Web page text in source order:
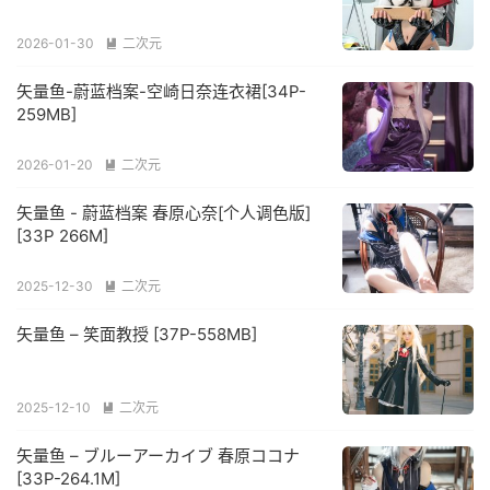
2026-01-30  二次元
矢量鱼-蔚蓝档案-空崎日奈连衣裙[34P-
259MB]
2026-01-20  二次元
矢量鱼 - 蔚蓝档案 春原心奈[个人调色版]
[33P 266M]
2025-12-30  二次元
矢量鱼 – 笑面教授 [37P-558MB]
2025-12-10  二次元
矢量鱼 – ブルーアーカイブ 春原ココナ
[33P-264.1M]